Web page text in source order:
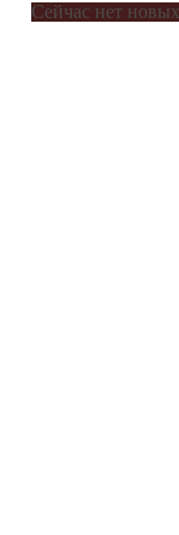
Сейчас нет